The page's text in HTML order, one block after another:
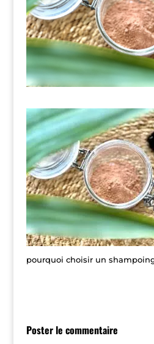
pourquoi choisir un
Poster le commentaire